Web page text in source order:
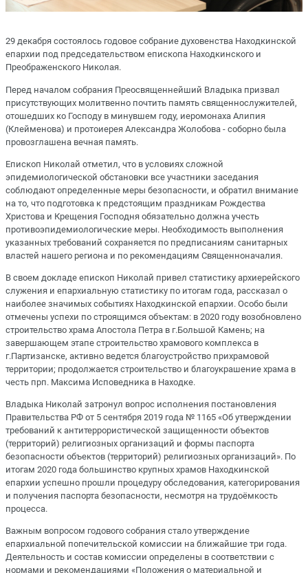
29 декабря состоялось годовое собрание духовенства Находкинской
епархии под председательством епископа Находкинского и
Преображенского Николая.
Перед началом собрания Преосвященнейший Владыка призвал
присутствующих молитвенно почтить память священнослужителей,
отошедших ко Господу в минувшем году, иеромонаха Алипия
(Клейменова) и протоиерея Александра Жолобова - соборно была
провозглашена вечная память.
Епископ Николай отметил, что в условиях сложной
эпидемиологической обстановки все участники заседания
соблюдают определенные меры безопасности, и обратил внимание
на то, что подготовка к предстоящим праздникам Рождества
Христова и Крещения Господня обязательно должна учесть
противоэпидемиологические меры. Необходимость выполнения
указанных требований сохраняется по предписаниям санитарных
властей нашего региона и по рекомендациям Священноначалия.
В своем докладе епископ Николай привел статистику архиерейского
служения и епархиальную статистику по итогам года, рассказал о
наиболее значимых событиях Находкинской епархии. Особо были
отмечены успехи по строящимся объектам: в 2020 году возобновлено
строительство храма Апостола Петра в г.Большой Камень; на
завершающем этапе строительство храмового комплекса в
г.Партизанске, активно ведется благоустройство прихрамовой
территории; продолжается строительство и благоукрашение храма в
честь прп. Максима Исповедника в Находке.
Владыка Николай затронул вопрос исполнения постановления
Правительства РФ от 5 сентября 2019 года № 1165 «Об утверждении
требований к антитеррористической защищенности объектов
(территорий) религиозных организаций и формы паспорта
безопасности объектов (территорий) религиозных организаций». По
итогам 2020 года большинство крупных храмов Находкинской
епархии успешно прошли процедуру обследования, категорирования
и получения паспорта безопасности, несмотря на трудоёмкость
процесса.
Важным вопросом годового собрания стало утверждение
епархиальной попечительской комиссии на ближайшие три года.
Деятельность и состав комиссии определены в соответствии с
нормами и рекомендациями «Положения о материальной и